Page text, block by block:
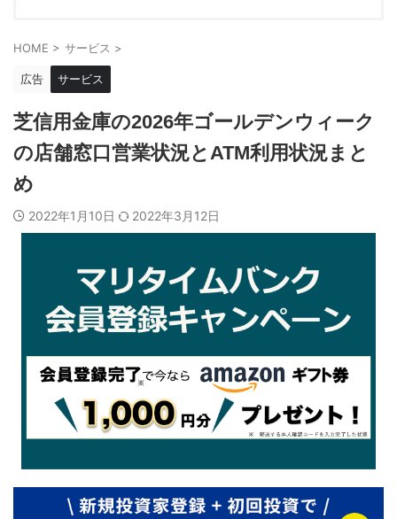
HOME > サービス >
広告 サービス
芝信用金庫の2026年ゴールデンウィーク
の店舗窓口営業状況とATM利用状況まと
め
2022年1月10日 2022年3月12日